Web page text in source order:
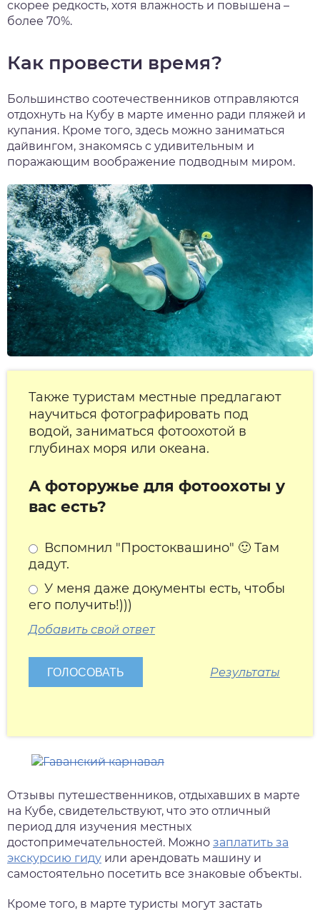
скорее редкость, хотя влажность и повышена –
более 70%.
Как провести время?
Большинство соотечественников отправляются
отдохнуть на Кубу в марте именно ради пляжей и
купания. Кроме того, здесь можно заниматься
дайвингом, знакомясь с удивительным и
поражающим воображение подводным миром.
Также туристам местные предлагают
научиться фотографировать под
водой, заниматься фотоохотой в
глубинах моря или океана.
А фоторужье для фотоохоты у
вас есть?
Вспомнил "Простоквашино" 🙂 Там
дадут.
У меня даже документы есть, чтобы
его получить!)))
Добавить свой ответ
Результаты
Отзывы путешественников, отдыхавших в марте
на Кубе, свидетельствуют, что это отличный
период для изучения местных
достопримечательностей. Можно заплатить за
экскурсию гиду или арендовать машину и
самостоятельно посетить все знаковые объекты.
Кроме того, в марте туристы могут застать